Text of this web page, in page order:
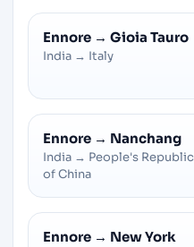
Ennore → Gioia Tauro
India → Italy
Ennore → Nanchang
India → People's Republic
of China
Ennore → New York